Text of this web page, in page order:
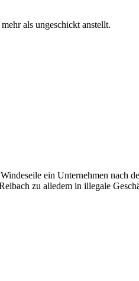
als ungeschickt anstellt.
ein Unternehmen nach
zu alledem in illegale